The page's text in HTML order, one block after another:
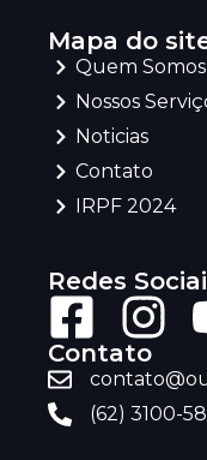
Mapa do
Quem Somos
Nossos
Noticias
Contato
IRPF 2024
Redes
Contato
(62) 3100-